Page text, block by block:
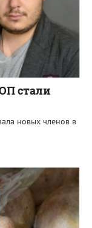
стали
новых членов в